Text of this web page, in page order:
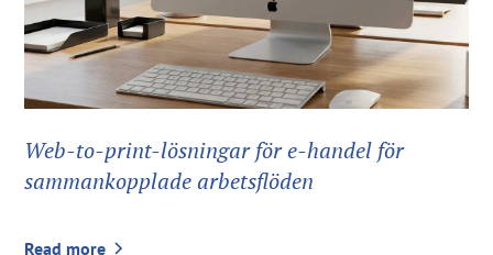
Web-to-print-lösningar för e-handel för
sammankopplade arbetsflöden
Read more